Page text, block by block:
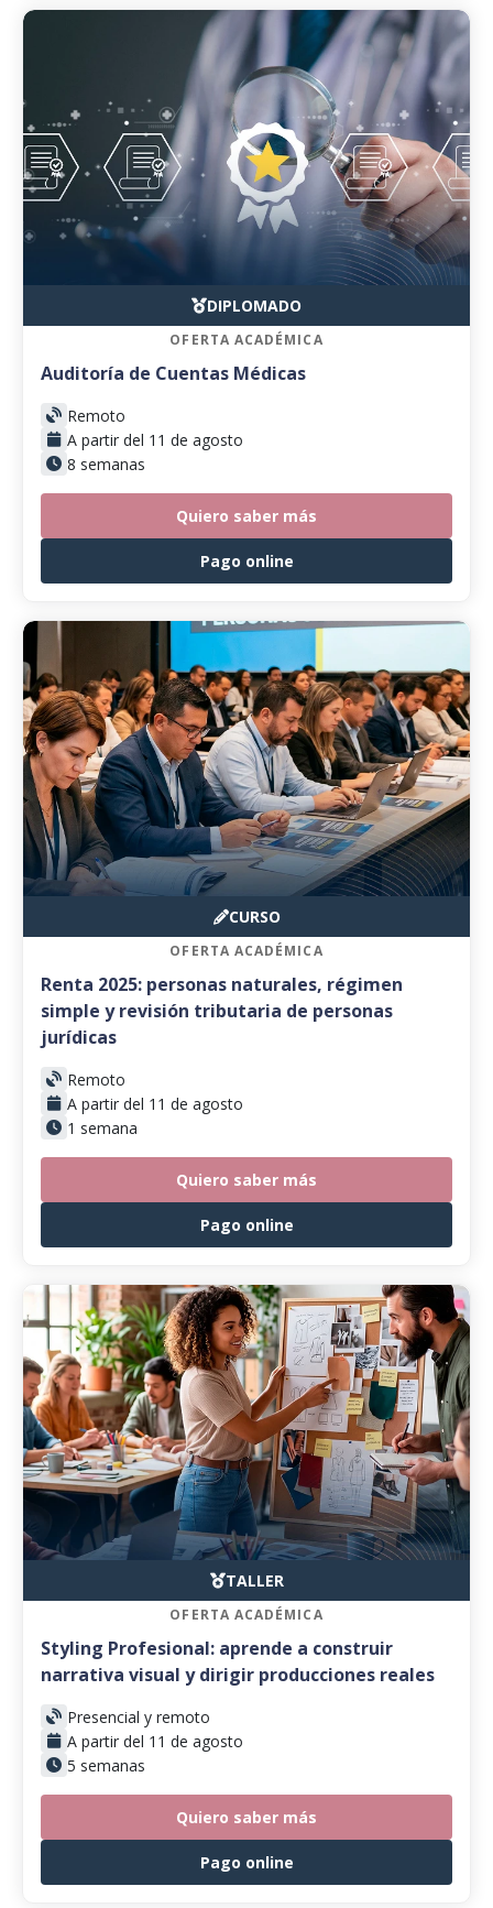
DIPLOMADO
OFERTA ACADÉMICA
Auditoría de Cuentas Médicas
Remoto
A partir del 11 de agosto
8 semanas
Quiero saber más
Pago online
CURSO
OFERTA ACADÉMICA
Renta 2025: personas naturales, régimen
simple y revisión tributaria de personas
jurídicas
Remoto
A partir del 11 de agosto
1 semana
Quiero saber más
Pago online
TALLER
OFERTA ACADÉMICA
Styling Profesional: aprende a construir
narrativa visual y dirigir producciones reales
Presencial y remoto
A partir del 11 de agosto
5 semanas
Quiero saber más
Pago online